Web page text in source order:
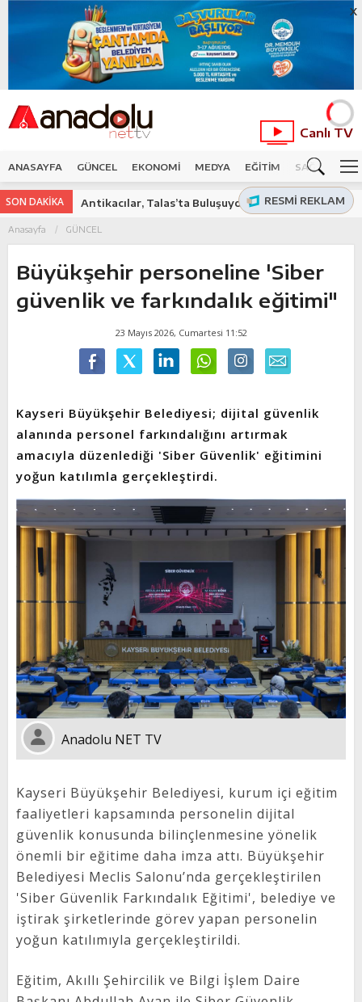
X
Canlı TV
ANASAYFA GÜNCEL EKONOMİ MEDYA EĞİTİM SAĞLIK
RESMI REKLAM
SON DAKİKA Antikacılar, Talas’ta Buluşuyor
Anasayfa GÜNCEL
Büyükşehir personeline 'Siber
güvenlik ve farkındalık eğitimi"
23 Mayıs 2026, Cumartesi 11:52
Kayseri Büyükşehir Belediyesi; dijital güvenlik
alanında personel farkındalığını artırmak
amacıyla düzenlediği 'Siber Güvenlik' eğitimini
yoğun katılımla gerçekleştirdi.
Anadolu NET TV
Kayseri Büyükşehir Belediyesi, kurum içi eğitim
faaliyetleri kapsamında personelin dijital
güvenlik konusunda bilinçlenmesine yönelik
önemli bir eğitime daha imza attı. Büyükşehir
Belediyesi Meclis Salonu’nda gerçekleştirilen
'Siber Güvenlik Farkındalık Eğitimi', belediye ve
iştirak şirketlerinde görev yapan personelin
yoğun katılımıyla gerçekleştirildi.
Eğitim, Akıllı Şehircilik ve Bilgi İşlem Daire